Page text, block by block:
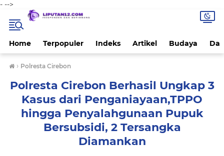
- -->
Home Terpopuler Indeks Artikel Budaya
› Polresta Cirebon
Polresta Cirebon Berhasil Ungkap 3
Kasus dari Penganiayaan,TPPO
hingga Penyalahgunaan Pupuk
Bersubsidi, 2 Tersangka
Diamankan